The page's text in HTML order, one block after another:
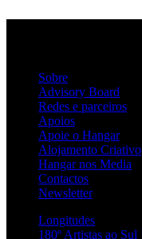
Sobre
Advisory Board
Redes e parceiros
Apoios
Apoie o Hangar
Alojamento Criativo
Hangar nos Media
Contactos
Newsletter
Longitudes
180º Artistas ao Sul